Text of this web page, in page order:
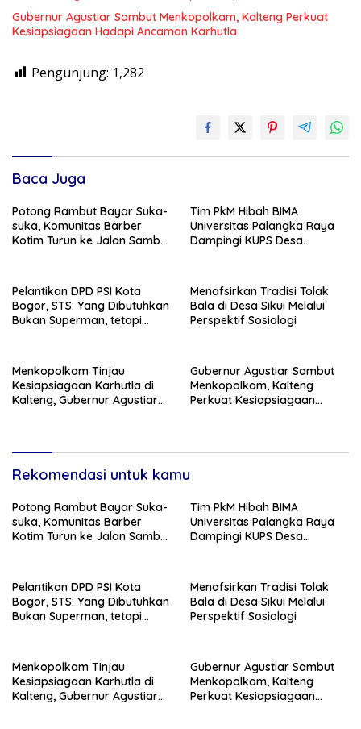
Gubernur Agustiar Sambut Menkopolkam, Kalteng Perkuat
Kesiapsiagaan Hadapi Ancaman Karhutla
Pengunjung: 1,282
Baca Juga
Potong Rambut Bayar Suka-
suka, Komunitas Barber
Kotim Turun ke Jalan Sambut
Tim PkM Hibah BIMA
Universitas Palangka Raya
Dampingi KUPS Desa
Pelantikan DPD PSI Kota
Bogor, STS: Yang Dibutuhkan
Bukan Superman, tetapi
Menafsirkan Tradisi Tolak
Bala di Desa Sikui Melalui
Perspektif Sosiologi
Menkopolkam Tinjau
Kesiapsiagaan Karhutla di
Kalteng, Gubernur Agustiar
Gubernur Agustiar Sambut
Menkopolkam, Kalteng
Perkuat Kesiapsiagaan
Rekomendasi untuk kamu
Potong Rambut Bayar Suka-
suka, Komunitas Barber
Kotim Turun ke Jalan Sambut
Tim PkM Hibah BIMA
Universitas Palangka Raya
Dampingi KUPS Desa
Pelantikan DPD PSI Kota
Bogor, STS: Yang Dibutuhkan
Bukan Superman, tetapi
Menafsirkan Tradisi Tolak
Bala di Desa Sikui Melalui
Perspektif Sosiologi
Menkopolkam Tinjau
Kesiapsiagaan Karhutla di
Kalteng, Gubernur Agustiar
Gubernur Agustiar Sambut
Menkopolkam, Kalteng
Perkuat Kesiapsiagaan